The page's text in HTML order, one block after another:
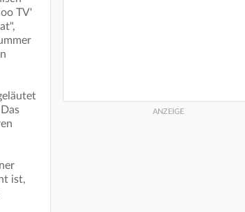
TV'
ist,